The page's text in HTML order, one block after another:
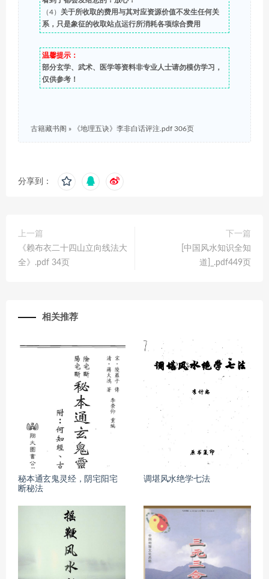
（4） 关于所收取的费用与其对应资源价值不发生任何关
系，只是象征的收取站点运行所消耗各项综合费用
温馨提示：
部分玄学、武术、医学等资料非专业人士请勿模仿学习，
仅供参考！
古籍藏书阁 » 《地理五诀》李非白话评注.pdf 306页
分享到：
上一篇
《赖布衣二十四山立向线法大
全》.pdf 34页
下一篇
[中国风水知识全知
道]_.pdf449页
相关推荐
秘本通玄鬼灵经，阴宅阳宅
断秘法
调堪风水绝学七法